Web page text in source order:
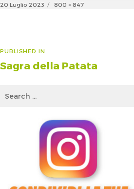
Posted
20 Luglio 2023
Full
800 × 847
Navigazione
articoli
PUBLISHED IN
Sagra della Patata